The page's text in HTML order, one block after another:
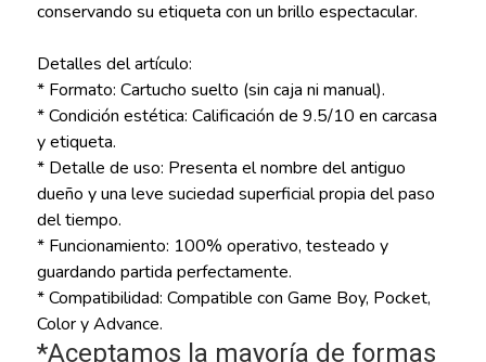
conservando su etiqueta con un brillo espectacular.
Detalles del artículo:
* Formato: Cartucho suelto (sin caja ni manual).
* Condición estética: Calificación de 9.5/10 en carcasa
y etiqueta.
* Detalle de uso: Presenta el nombre del antiguo
dueño y una leve suciedad superficial propia del paso
del tiempo.
* Funcionamiento: 100% operativo, testeado y
guardando partida perfectamente.
* Compatibilidad: Compatible con Game Boy, Pocket,
Color y Advance.
*Aceptamos la mayoría de formas